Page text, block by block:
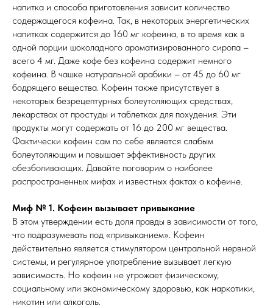
напитка и способа приготовления зависит количество
содержащегося кофеина. Так, в некоторых энергетических
напитках содержится до 160 мг кофеина, в то время как в
одной порции шоколадного ароматизированного сиропа –
всего 4 мг. Даже кофе без кофеина содержит немного
кофеина. В чашке натуральной арабики – от 45 до 60 мг
бодрящего вещества. Кофеин также присутствует в
некоторых безрецептурных болеутоляющих средствах,
лекарствах от простуды и таблетках для похудения. Эти
продукты могут содержать от 16 до 200 мг вещества.
Фактически кофеин сам по себе является слабым
болеутоляющим и повышает эффективность других
обезболивающих. Давайте поговорим о наиболее
распространенных мифах и известных фактах о кофеине.
Миф № 1. Кофеин вызывает привыкание
В этом утверждении есть доля правды в зависимости от того,
что подразумевать под «привыканием». Кофеин
действительно является стимулятором центральной нервной
системы, и регулярное употребление вызывает легкую
зависимость. Но кофеин не угрожает физическому,
социальному или экономическому здоровью, как наркотики,
никотин или алкоголь.